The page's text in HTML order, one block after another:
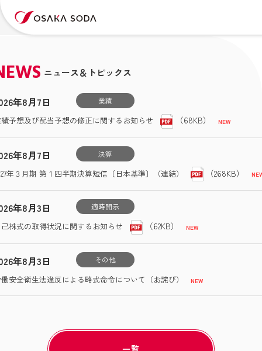
ニュース＆トピックス
年8月7日 業績
予想及び配当予想の修正に関するお知らせ （68KB）
年8月7日 決算
年３月期 第１四半期決算短信〔日本基準〕（連結） （268KB）
年8月3日 適時開示
株式の取得状況に関するお知らせ （62KB）
年8月3日 その他
安全衛生法違反による略式命令について（お詫び）
一覧